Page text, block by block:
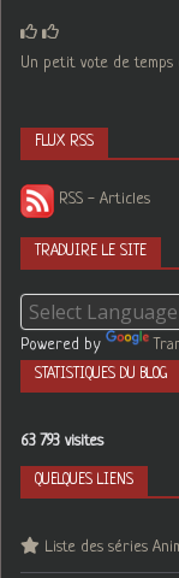
Un petit vote de
FLUX RSS
RSS - Articles
TRADUIRE LE SITE
Powered by
STATISTIQUES DU BLOG
63 793 visites
QUELQUES LIENS
Liste des séries